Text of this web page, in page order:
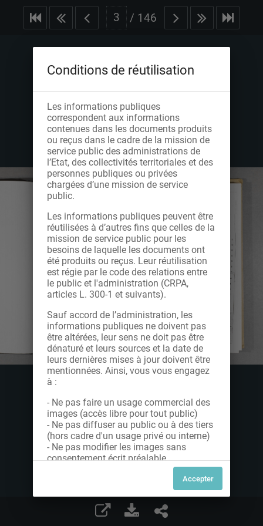
/ 146
Conditions de réutilisation
Les informations publiques
correspondent aux informations
contenues dans les documents produits
ou reçus dans le cadre de la mission de
service public des administrations de
l’Etat, des collectivités territoriales et des
personnes publiques ou privées
chargées d’une mission de service
public.
Les informations publiques peuvent être
réutilisées à d’autres fins que celles de la
mission de service public pour les
besoins de laquelle les documents ont
été produits ou reçus. Leur réutilisation
est régie par le code des relations entre
le public et l'administration (CRPA,
articles L. 300-1 et suivants).
Sauf accord de l’administration, les
informations publiques ne doivent pas
être altérées, leur sens ne doit pas être
dénaturé et leurs sources et la date de
leurs dernières mises à jour doivent être
mentionnées. Ainsi, vous vous engagez
à :
- Ne pas faire un usage commercial des
images (accès libre pour tout public)
- Ne pas diffuser au public ou à des tiers
(hors cadre d'un usage privé ou interne)
- Ne pas modifier les images sans
consentement écrit préalable
Dans le cas contraire, nous vous invitons
à nous contacter afin de solliciter le type
de Licence souhaitée parmi celles
proposées et le cas échéant, acquitter